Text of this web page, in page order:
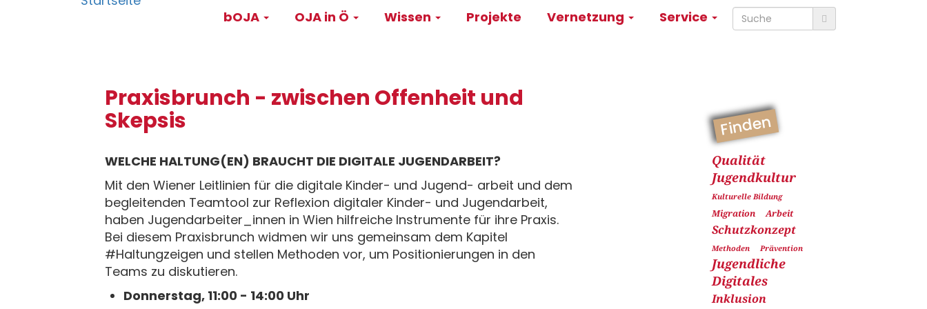
Main
bOJA OJA in Ö Wissen Projekte Vernetzung Service
Praxisbrunch - zwischen Offenheit und
Skepsis
WELCHE HALTUNG(EN) BRAUCHT DIE DIGITALE JUGENDARBEIT?
Mit den Wiener Leitlinien für die digitale Kinder- und Jugend- arbeit und dem
begleitenden Teamtool zur Reflexion digitaler Kinder- und Jugendarbeit,
haben Jugendarbeiter_innen in Wien hilfreiche Instrumente für ihre Praxis.
Bei diesem Praxisbrunch widmen wir uns gemeinsam dem Kapitel
#Haltungzeigen und stellen Methoden vor, um Positionierungen in den
Teams zu diskutieren.
Donnerstag, 11:00 - 14:00 Uhr
Finden
Qualität
Jugendkultur
Kulturelle Bildung
Migration Arbeit
Schutzkonzept
Methoden Prävention
Jugendliche
Digitales
Inklusion